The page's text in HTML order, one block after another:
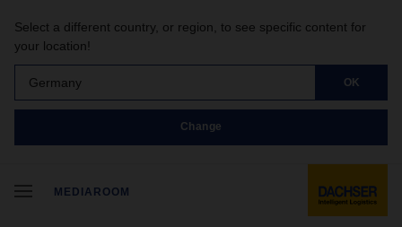
Select a different country, or region, to see specific content for
your location!
Germany OK
Change
MEDIAROOM